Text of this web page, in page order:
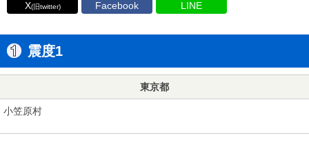
X(旧twitter) Facebook LINE
震度1
東京都
小笠原村